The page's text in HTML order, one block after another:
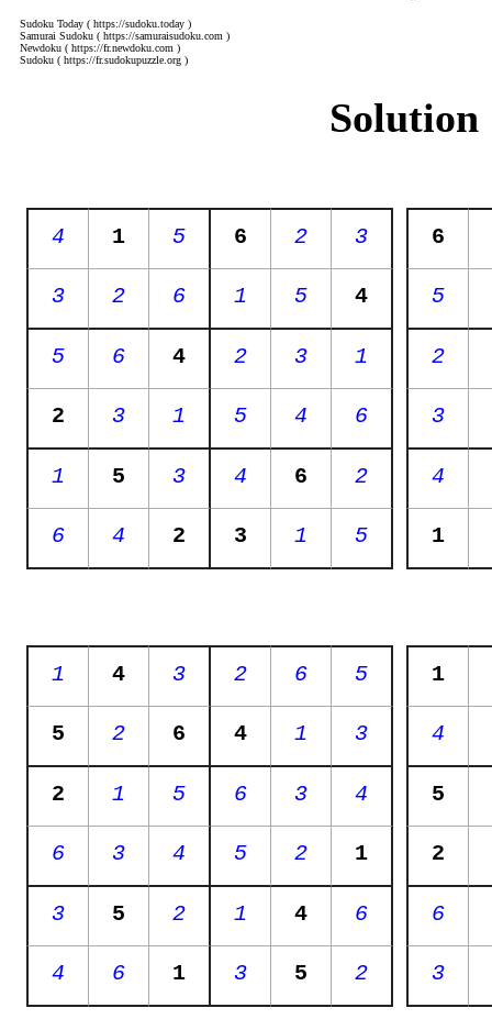
Sudoku Today ( https://sudoku.today )
Samurai Sudoku ( https://samuraisudoku.com )
Newdoku ( https://fr.newdoku.com )
Sudoku ( https://fr.sudokupuzzle.org )
Solution